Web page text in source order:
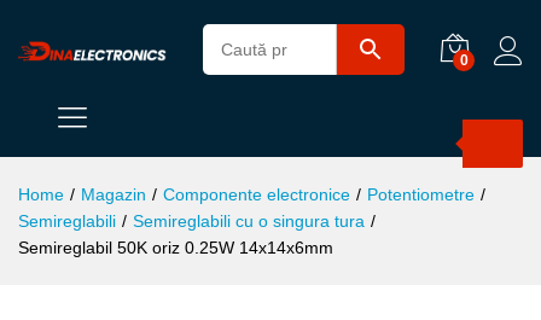
0
Home / Magazin / Componente electronice / Potentiometre /
Semireglabili / Semireglabili cu o singura tura /
Semireglabil 50K oriz 0.25W 14x14x6mm